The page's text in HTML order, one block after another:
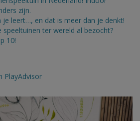
zijn.
je leert…, en dat is meer dan je denkt!
speeltuinen ter wereld al bezocht?
10!
PlayAdvisor